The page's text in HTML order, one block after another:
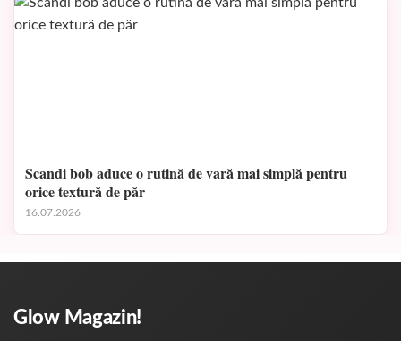
Scandi bob aduce o rutină de vară mai simplă pentru
orice textură de păr
16.07.2026
Glow Magazin!